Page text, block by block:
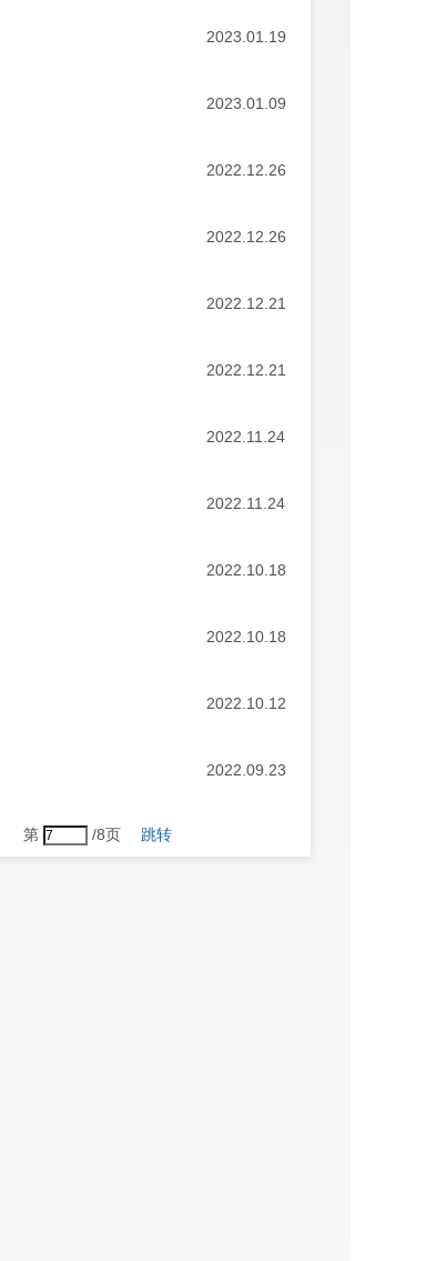
2023.01.19
2023.01.09
2022.12.26
2022.12.26
2022.12.21
2022.12.21
2022.11.24
2022.11.24
2022.10.18
2022.10.18
2022.10.12
2022.09.23
第 /8页 跳转